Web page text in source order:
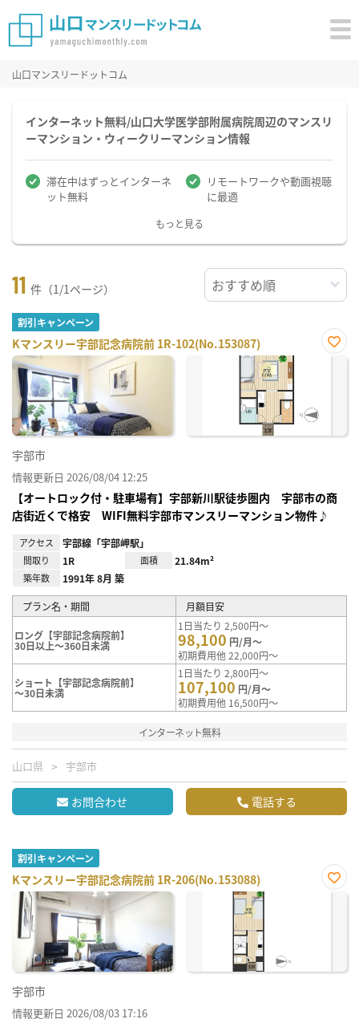
山口マンスリードットコム
インターネット無料/山口大学医学部附属病院周辺のマンスリ
ーマンション・ウィークリーマンション情報
滞在中はずっとインターネ
ット無料
リモートワークや動画視聴
に最適
もっと見る
11 件（1/1ページ）
割引キャンペーン
Kマンスリー宇部記念病院前 1R-102(No.153087)
お気
宇部市
情報更新日 2026/08/04 12:25
【オートロック付・駐車場有】宇部新川駅徒歩圏内 宇部市の商
店街近くで格安 WIFI無料宇部市マンスリーマンション物件♪
アクセス 宇部線「宇部岬駅」
間取り 1R 面積 21.84m²
築年数 1991年 8月 築
プラン名・期間 月額目安
ロング【宇部記念病院前】
30日以上～360日未満
1日当たり 2,500円～
98,100 円/月～
初期費用他 22,000円～
ショート【宇部記念病院前】
～30日未満
1日当たり 2,800円～
107,100 円/月～
初期費用他 16,500円～
インターネット無料
山口県 宇部市
お問合わせ 電話する
割引キャンペーン
Kマンスリー宇部記念病院前 1R-206(No.153088)
お気
宇部市
情報更新日 2026/08/03 17:16